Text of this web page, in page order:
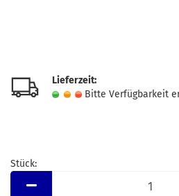
Lieferzeit:
Bitte Verfügbarkeit
Stück:
Stück